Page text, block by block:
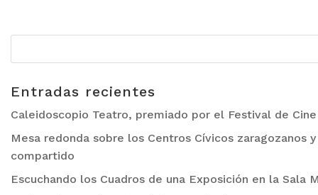
Entradas recientes
Caleidoscopio Teatro, premiado por el Festival de
Mesa redonda sobre los Centros Cívicos zaragozanos
compartido
Escuchando los Cuadros de una Exposición en la Sala